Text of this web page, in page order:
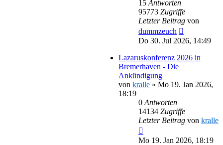
15 Antworten
95773 Zugriffe
Letzter Beitrag von
dummzeuch
Do 30. Jul 2026, 14:49
Lazaruskonferenz 2026 in
Bremerhaven - Die
Ankündigung
von kralle » Mo 19. Jan 2026,
18:19
0 Antworten
14134 Zugriffe
Letzter Beitrag von kralle
Mo 19. Jan 2026, 18:19